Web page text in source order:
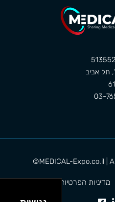
MEDICAL-Expo.co.il |
מדיניות הפרטיות